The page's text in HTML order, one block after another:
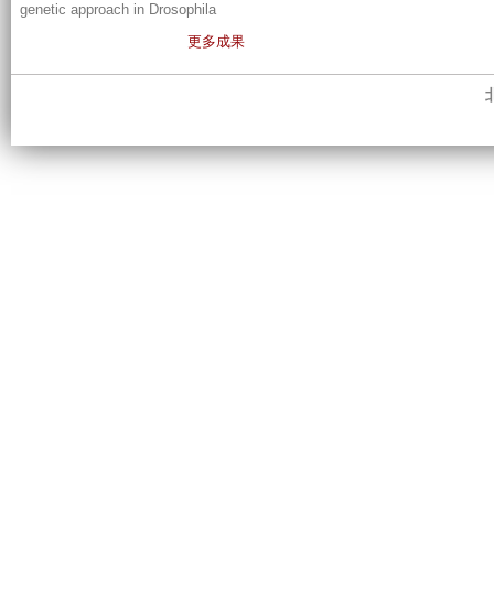
genetic approach in Drosophila
更多成果